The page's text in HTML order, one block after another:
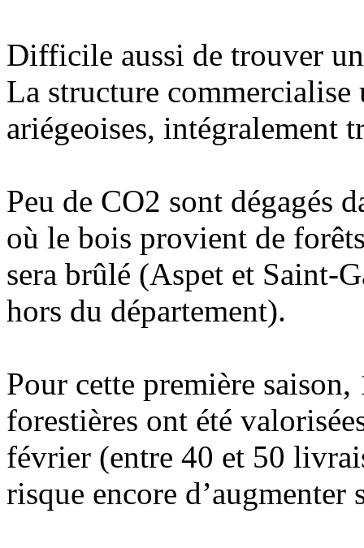
Difficile aussi de trouver
La structure
ariégeoises, intégralement
Peu de CO2 sont dégagés
où le bois provient de
sera brûlé (Aspet et Saint-
hors du département).
Pour cette première
forestières ont été
février (entre 40 et 50
risque encore d’augmenter